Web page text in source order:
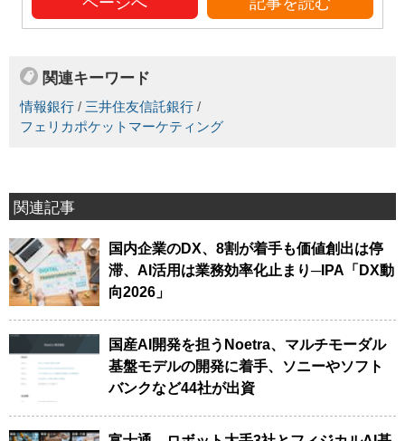
関連キーワード
情報銀行 / 三井住友信託銀行 /
フェリカポケットマーケティング
関連記事
国内企業のDX、8割が着手も価値創出は停
滞、AI活用は業務効率化止まり─IPA「DX動
向2026」
国産AI開発を担うNoetra、マルチモーダル
基盤モデルの開発に着手、ソニーやソフト
バンクなど44社が出資